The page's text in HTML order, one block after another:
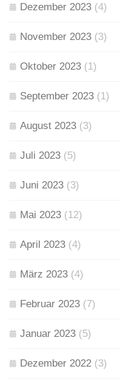
Dezember 2023 (4)
November 2023 (3)
Oktober 2023 (1)
September 2023 (1)
August 2023 (3)
Juli 2023 (5)
Juni 2023 (3)
Mai 2023 (12)
April 2023 (4)
März 2023 (4)
Februar 2023 (7)
Januar 2023 (5)
Dezember 2022 (3)